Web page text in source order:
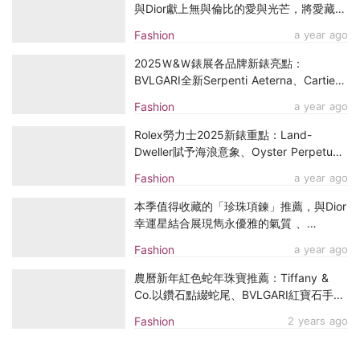
Fashion a year ago
與Dior獻上無與倫比的愛與光芒，將愛藏進
Fashion a year ago
2025Ｗ&Ｗ錶展各品牌新錶亮點：
BVLGARI全新Serpenti Aeterna、Cartier
Fashion a year ago
Rolex勞力士2025新錶重點：Land-
Dweller賦予海浪意象、Oyster Perpetual
Fashion a year ago
本季值得收藏的「珍珠項鍊」推薦，與Dior
幸運星結合展現雋永優雅的氣質 、
Fashion 2 years ago
農曆新年紅色蛇年珠寶推薦：Tiffany &
Co.以鑽石點綴蛇尾、BVLGARI紅寶石手